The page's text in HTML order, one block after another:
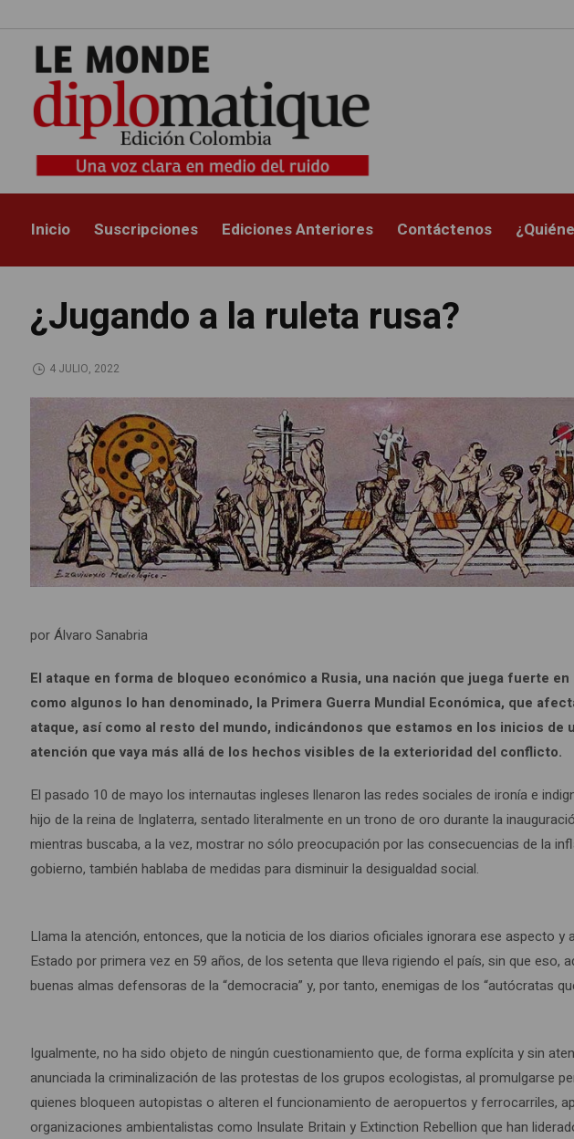
Inicio Suscripciones Ediciones Anteriores Contáctenos
¿Jugando a la ruleta rusa?
4 JULIO, 2022
por Álvaro Sanabria
El ataque en forma de bloqueo económico a Rusia, una nación que juega fuerte
como algunos lo han denominado, la Primera Guerra Mundial Económica, que
ataque, así como al resto del mundo, indicándonos que estamos en los inicios de
atención que vaya más allá de los hechos visibles de la exterioridad del conflicto.
El pasado 10 de mayo los internautas ingleses llenaron las redes sociales de ironía e
hijo de la reina de Inglaterra, sentado literalmente en un trono de oro durante la
mientras buscaba, a la vez, mostrar no sólo preocupación por las consecuencias de la
gobierno, también hablaba de medidas para disminuir la desigualdad social.
Llama la atención, entonces, que la noticia de los diarios oficiales ignorara ese aspecto y
Estado por primera vez en 59 años, de los setenta que lleva rigiendo el país, sin que eso,
buenas almas defensoras de la “democracia” y, por tanto, enemigas de los “autócratas
Igualmente, no ha sido objeto de ningún cuestionamiento que, de forma explícita y sin
anunciada la criminalización de las protestas de los grupos ecologistas, al promulgarse
quienes bloqueen autopistas o alteren el funcionamiento de aeropuertos y ferrocarriles,
organizaciones ambientalistas como Insulate Britain y Extinction Rebellion que han